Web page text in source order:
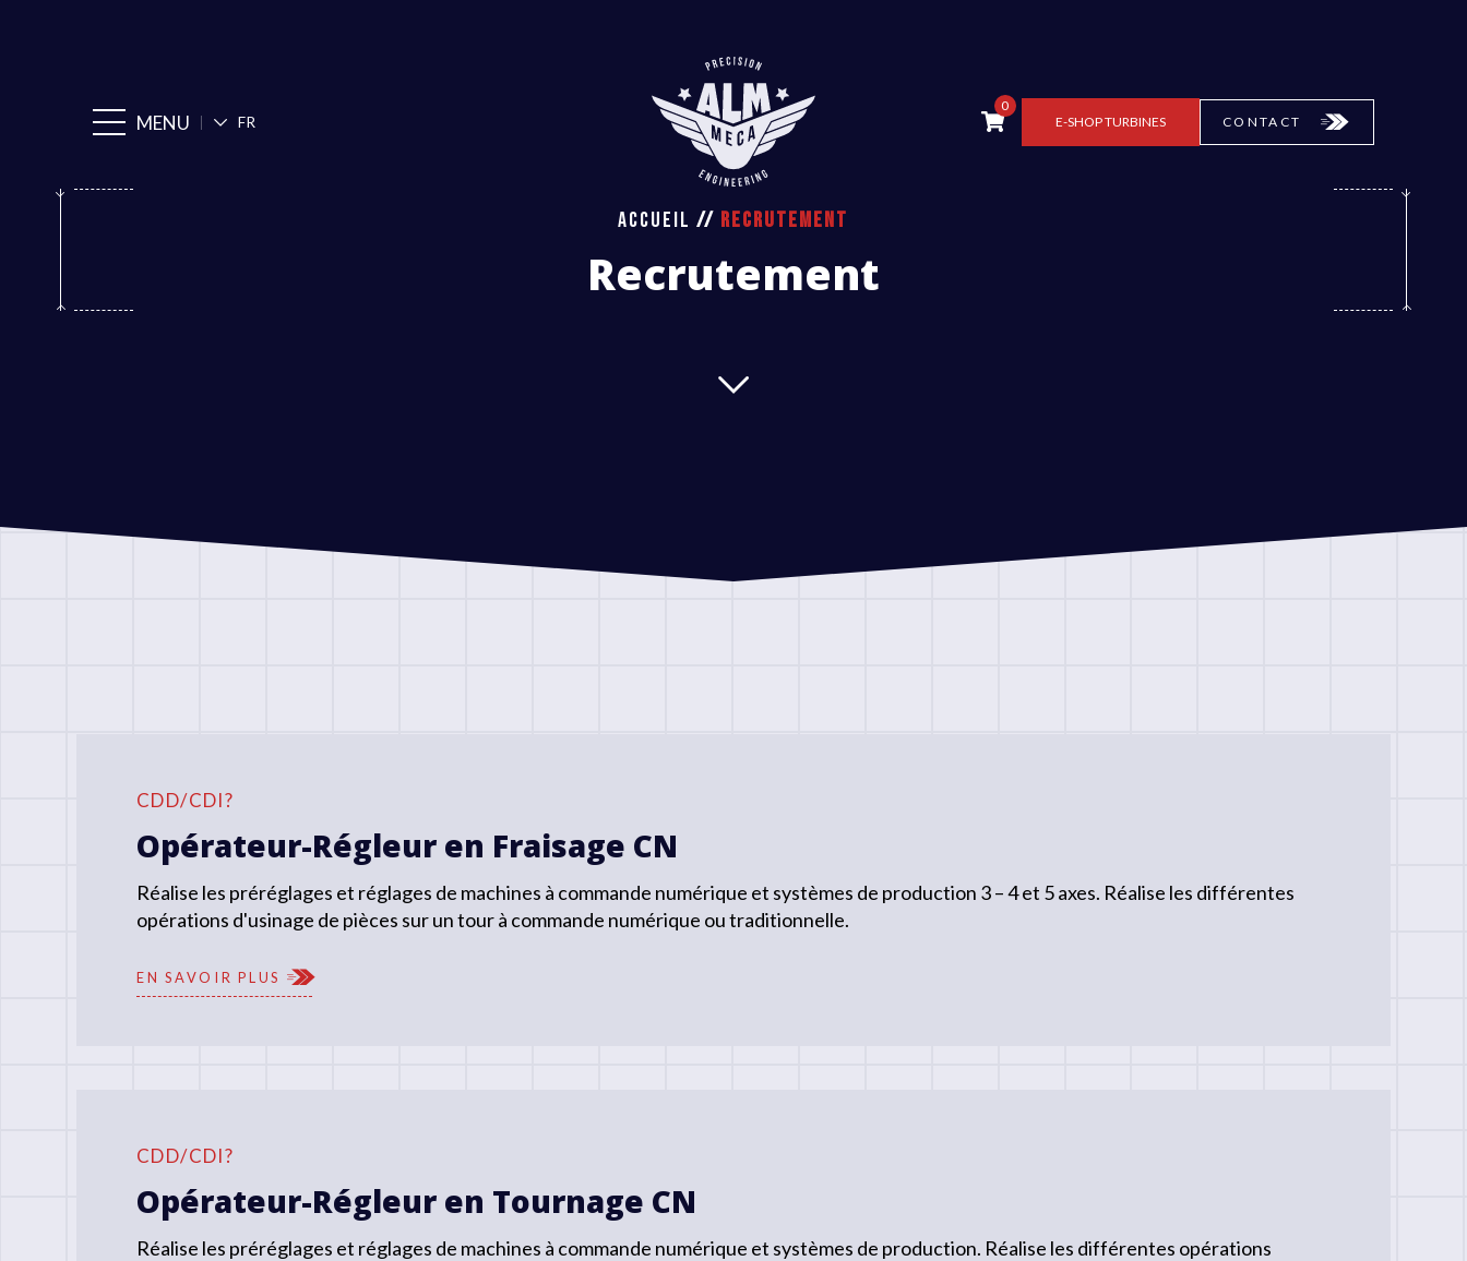
MENU FR
0
E-SHOPTURBINES CONTACT
ACCUEIL // RECRUTEMENT
Recrutement
CDD/CDI?
Opérateur-Régleur en Fraisage CN
Réalise les préréglages et réglages de machines à commande numérique et systèmes de production 3 – 4 et 5 axes. Réalise les différentes
opérations d'usinage de pièces sur un tour à commande numérique ou traditionnelle.
EN SAVOIR PLUS
CDD/CDI?
Opérateur-Régleur en Tournage CN
Réalise les préréglages et réglages de machines à commande numérique et systèmes de production. Réalise les différentes opérations